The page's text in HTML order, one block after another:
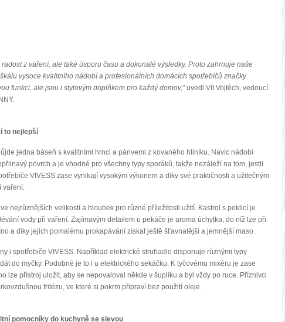
z vaření, ale také úsporu času a dokonalé výsledky. Proto zahrnuje naše
vysoce kvalitního nádobí a profesionálních domácích spotřebičů značky
funkci, ale jsou i stylovým doplňkem pro každý domov,”uvedl Vít Vojtěch, vedoucí
to nejlepší
jedna báseň s kvalitními hrnci a pánvemi z kovaného hliníku. Navíc nádobí
povrch a je vhodné pro všechny typy sporáků, takže nezáleží na tom, jestli
VIVESS zase vynikají vysokým výkonem a díky své praktičnosti a užitečným
vaření.
nejrůznějších velikostí a hloubek pro různé příležitosti užití. Kastrol s poklicí je
vody při vaření. Zajímavým detailem u pekáče je aroma úchytka, do níž lze při
a díky jejich pomalému prokapávání získat ještě šťavnatější a jemnější maso.
i spotřebiče VIVESS. Například elektrické struhadlo disponuje různými typy
do myčky. Podobné je to i u elektrického sekáčku. K tyčovému mixéru je zase
lze přístroj uložit, aby se nepovaloval někde v šuplíku a byl vždy po ruce. Příznivci
fritézu, ve které si pokrm připraví bez použití oleje.
pomocníky do kuchyně se slevou